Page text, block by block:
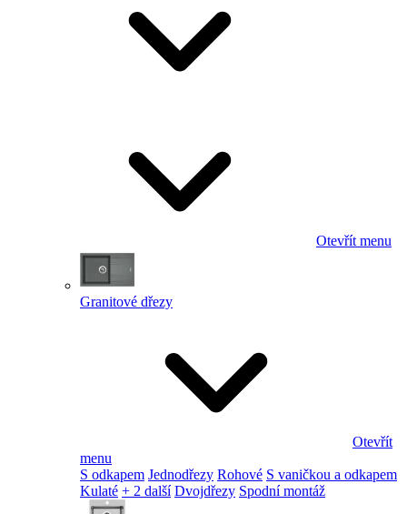
Otevřít menu
Granitové dřezy
Otevřít
menu
S odkapem Jednodřezy Rohové S vaničkou a odkapem
Kulaté + 2 další Dvojdřezy Spodní montáž